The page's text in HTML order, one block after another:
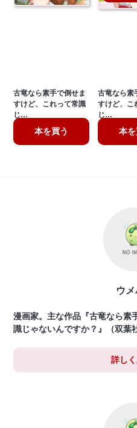
古竜なら素手で倒せま
すけど、これって常識
じ…
本を買う
古竜なら素
すけど、こ
じ…
本を
ウ
漫画家。主な作品『古竜なら素
識じゃないんですか？』（双葉
詳し